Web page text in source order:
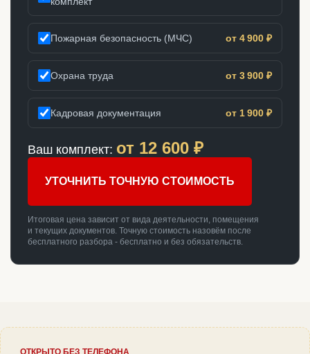
Пожарная безопасность (МЧС) от 4 900 ₽
Охрана труда от 3 900 ₽
Кадровая документация от 1 900 ₽
Ваш комплект: от 12 600 ₽
УТОЧНИТЬ ТОЧНУЮ СТОИМОСТЬ
Итоговая цена зависит от вида деятельности, помещения
и текущих документов. Точную стоимость назовём после
бесплатного разбора - бесплатно и без обязательств.
ОТКРЫТО БЕЗ ТЕЛЕФОНА